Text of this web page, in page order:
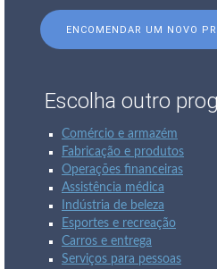
ENCOMENDAR UM NOVO
Escolha outro
Comércio e armazém
Fabricação e produtos
Operações financeiras
Assistência médica
Indústria de beleza
Esportes e recreação
Carros e entrega
Serviços para pessoas